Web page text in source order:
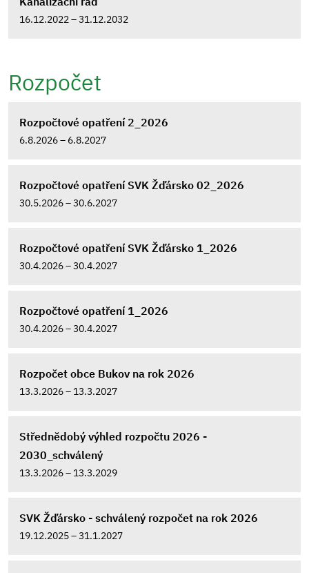
16.12.2022 – 31.12.2032
Rozpočet
Rozpočtové opatření 2_2026
6.8.2026 – 6.8.2027
Rozpočtové opatření SVK Žďársko 02_2026
30.5.2026 – 30.6.2027
Rozpočtové opatření SVK Žďársko 1_2026
30.4.2026 – 30.4.2027
Rozpočtové opatření 1_2026
30.4.2026 – 30.4.2027
Rozpočet obce Bukov na rok 2026
13.3.2026 – 13.3.2027
Střednědobý výhled rozpočtu 2026 -
2030_schválený
13.3.2026 – 13.3.2029
SVK Žďársko - schválený rozpočet na rok 2026
19.12.2025 – 31.1.2027